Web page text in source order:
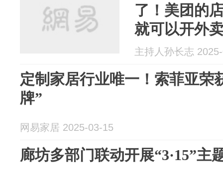
了！美团的
就可以开外
主持人孙长志
定制家居行业唯一！索菲亚荣
牌”
网易家居 2025-03-15
廊坊多部门联动开展“3·15”主